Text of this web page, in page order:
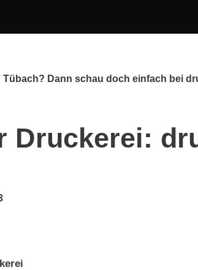
Tübach? Dann schau doch einfach bei
Druckerei: